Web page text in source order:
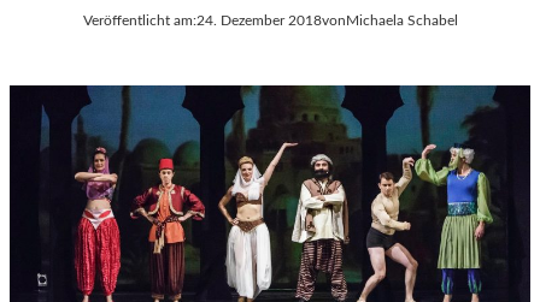
Veröffentlicht am:24. Dezember 2018vonMichaela Schabel